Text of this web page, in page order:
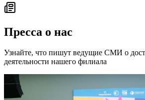
Пресса о нас
Узнайте, что пишут ведущие СМИ о
деятельности нашего филиала